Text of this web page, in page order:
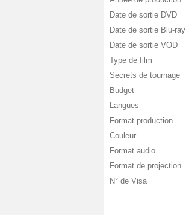
Date de sortie DVD
Date de sortie Blu-ray
Date de sortie VOD
Type de film
Secrets de tournage
Budget
Langues
Format production
Couleur
Format audio
Format de projection
N° de Visa